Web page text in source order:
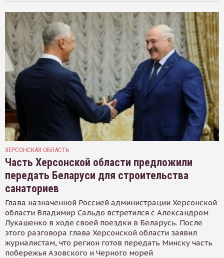
ХЕРСОНСКАЯ ОБЛАСТЬ
Часть Херсонской области предложили
передать Беларуси для строительства
санаториев
Глава назначенной Россией администрации Херсонской
области Владимир Сальдо встретился с Александром
Лукашенко в ходе своей поездки в Беларусь. После
этого разговора глава Херсонской области заявил
журналистам, что регион готов передать Минску часть
побережья Азовского и Черного морей